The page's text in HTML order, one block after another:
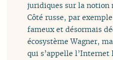
juridiques sur la notion
Côté russe, par
fameux et désormais
écosystème Wagner,
qui s’appelle l’Internet